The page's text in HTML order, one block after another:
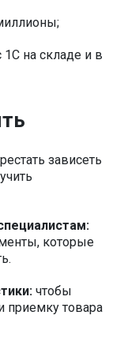
1С на складе и в
зависеть
которые
чтобы
приемку товара